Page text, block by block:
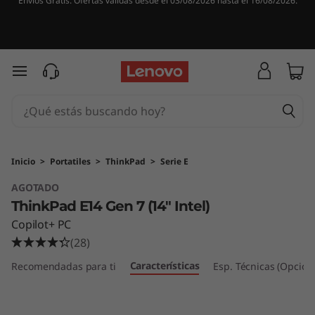
h
P
a
d
E
Ir al contenido principal
Inicio > Portatiles > ThinkPad > Serie E
AGOTADO
ThinkPad E14 Gen 7 (14" Intel)
Copilot+ PC
(28)
Recomendadas para ti Características Esp. Técnicas